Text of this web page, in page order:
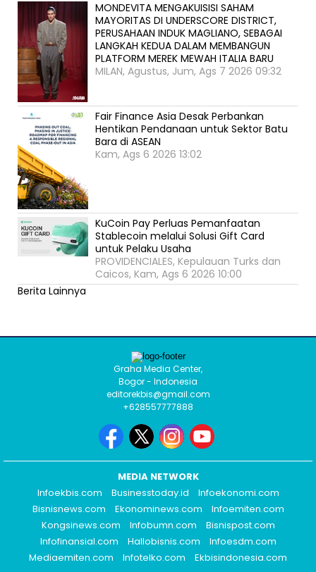
MONDEVITA MENGAKUISISI SAHAM
MAYORITAS DI UNDERSCORE DISTRICT,
PERUSAHAAN INDUK MAGLIANO, SEBAGAI
LANGKAH KEDUA DALAM MEMBANGUN
PLATFORM MEREK MEWAH ITALIA BARU
MILAN, Agustus, Jum, Ags 7 2026 09:32
Fair Finance Asia Desak Perbankan
Hentikan Pendanaan untuk Sektor Batu
Bara di ASEAN
Kam, Ags 6 2026 13:02
KuCoin Pay Perluas Pemanfaatan
Stablecoin melalui Solusi Gift Card
untuk Pelaku Usaha
PROVIDENCIALES, Kepulauan Turks dan
Caicos, Kam, Ags 6 2026 10:00
Berita Lainnya
Graha Media Center,
Bogor - Indonesia
editorekbis@gmail.com
+628557777888
MEDIA NETWORK
Infoekbis.com
Businesstoday.id
Infoekonomi.com
Bisnisnews.com
Ekonominews.com
Infoemiten.com
Kongsinews.com
Infobumn.com
Bisnispost.com
Infofinansial.com
Hallobisnis.com
Infoesdm.com
Mediaemiten.com
Infotelko.com Ekbisindonesia.com